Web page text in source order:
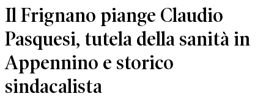
Il Frignano piange Claudio
Pasquesi, tutela della sanità in
Appennino e storico
sindacalista